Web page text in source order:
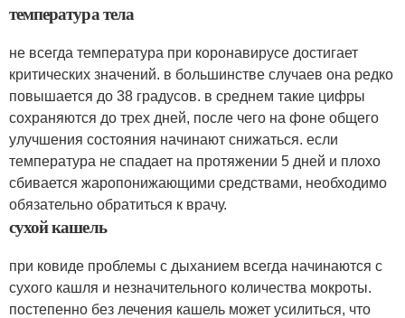
температура тела
не всегда температура при коронавирусе достигает
критических значений. в большинстве случаев она редко
повышается до 38 градусов. в среднем такие цифры
сохраняются до трех дней, после чего на фоне общего
улучшения состояния начинают снижаться. если
температура не спадает на протяжении 5 дней и плохо
сбивается жаропонижающими средствами, необходимо
обязательно обратиться к врачу.
сухой кашель
при ковиде проблемы с дыханием всегда начинаются с
сухого кашля и незначительного количества мокроты.
постепенно без лечения кашель может усилиться, что